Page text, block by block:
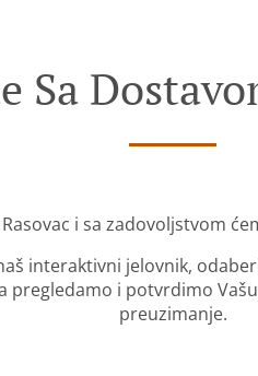
Sa
i sa zadovoljstvom
interaktivni jelovnik,
pregledamo i potvrdimo
preuzimanje.